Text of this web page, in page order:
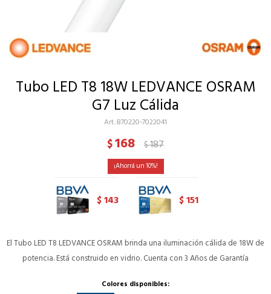
Tubo LED T8 18W LEDVANCE OSRAM
G7 Luz Cálida
B70220-7022041
$168 $187
10
$143 $151
El Tubo LED T8 LEDVANCE OSRAM brinda una iluminación cálida de 18W de
potencia. Está construido en vidrio. Cuenta con 3 Años de Garantía
Colores disponibles: